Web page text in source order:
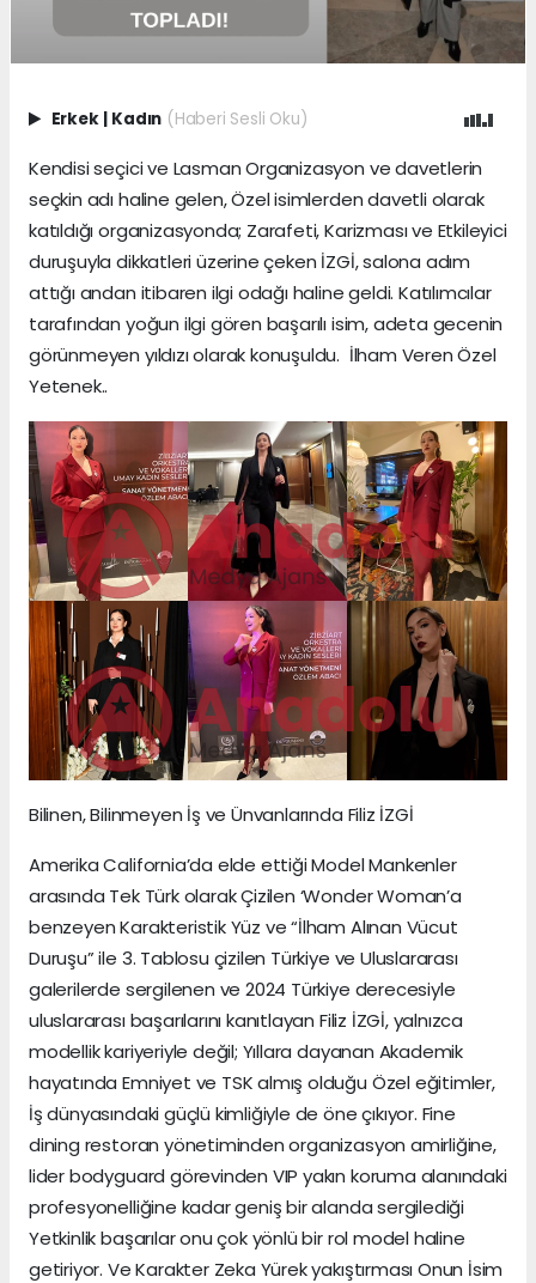
Erkek | Kadın (Haberi Sesli Oku)
Kendisi seçici ve Lasman Organizasyon ve davetlerin
seçkin adı haline gelen, Özel isimlerden davetli olarak
katıldığı organizasyonda; Zarafeti, Karizması ve Etkileyici
duruşuyla dikkatleri üzerine çeken İZGİ, salona adım
attığı andan itibaren ilgi odağı haline geldi. Katılımcılar
tarafından yoğun ilgi gören başarılı isim, adeta gecenin
görünmeyen yıldızı olarak konuşuldu. İlham Veren Özel
Yetenek..
Bilinen, Bilinmeyen İş ve Ünvanlarında Filiz İZGİ
Amerika California’da elde ettiği Model Mankenler
arasında Tek Türk olarak Çizilen ‘Wonder Woman’a
benzeyen Karakteristik Yüz ve “İlham Alınan Vücut
Duruşu” ile 3. Tablosu çizilen Türkiye ve Uluslararası
galerilerde sergilenen ve 2024 Türkiye derecesiyle
uluslararası başarılarını kanıtlayan Filiz İZGİ, yalnızca
modellik kariyeriyle değil; Yıllara dayanan Akademik
hayatında Emniyet ve TSK almış olduğu Özel eğitimler,
İş dünyasındaki güçlü kimliğiyle de öne çıkıyor. Fine
dining restoran yönetiminden organizasyon amirliğine,
lider bodyguard görevinden VIP yakın koruma alanındaki
profesyonelliğine kadar geniş bir alanda sergilediği
Yetkinlik başarılar onu çok yönlü bir rol model haline
getiriyor. Ve Karakter Zeka Yürek yakıştırması Onun İsim